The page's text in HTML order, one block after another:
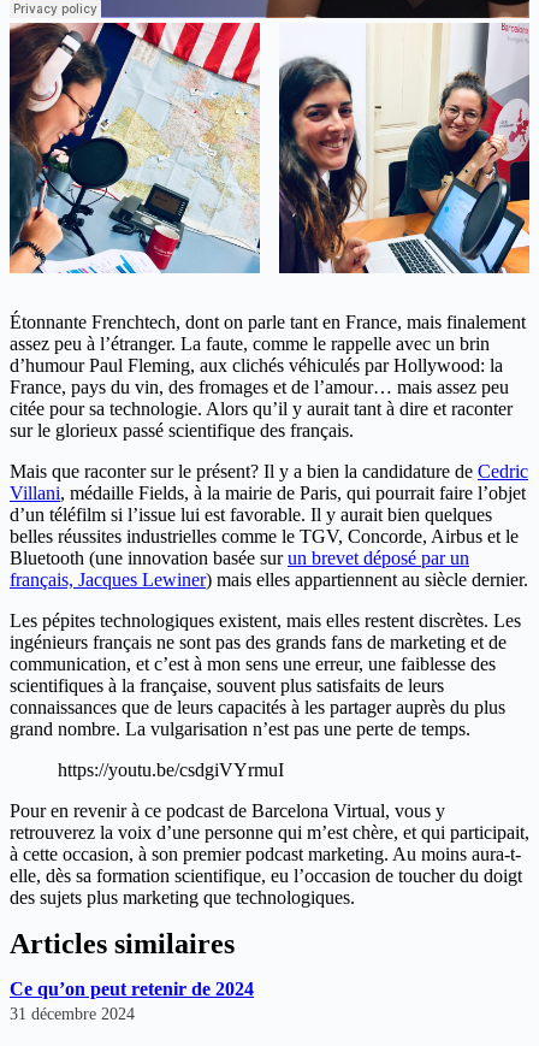
Étonnante Frenchtech, dont on parle tant en France, mais finalement
assez peu à l’étranger. La faute, comme le rappelle avec un brin
d’humour Paul Fleming, aux clichés véhiculés par Hollywood: la
France, pays du vin, des fromages et de l’amour… mais assez peu
citée pour sa technologie. Alors qu’il y aurait tant à dire et raconter
sur le glorieux passé scientifique des français.
Mais que raconter sur le présent? Il y a bien la candidature de Cedric
Villani, médaille Fields, à la mairie de Paris, qui pourrait faire l’objet
d’un téléfilm si l’issue lui est favorable. Il y aurait bien quelques
belles réussites industrielles comme le TGV, Concorde, Airbus et le
Bluetooth (une innovation basée surun brevet déposé par un
français, Jacques Lewiner) mais elles appartiennent au siècle dernier.
Les pépites technologiques existent, mais elles restent discrètes. Les
ingénieurs français ne sont pas des grands fans de marketing et de
communication, et c’est à mon sens une erreur, une faiblesse des
scientifiques à la française, souvent plus satisfaits de leurs
connaissances que de leurs capacités à les partager auprès du plus
grand nombre. La vulgarisation n’est pas une perte de temps.
https://youtu.be/csdgiVYrmuI
Pour en revenir à ce podcast de Barcelona Virtual, vous y
retrouverez la voix d’une personne qui m’est chère, et qui participait,
à cette occasion, à son premier podcast marketing. Au moins aura-t-
elle, dès sa formation scientifique, eu l’occasion de toucher du doigt
des sujets plus marketing que technologiques.
Articles similaires
Ce qu’on peut retenir de 2024
31 décembre 2024